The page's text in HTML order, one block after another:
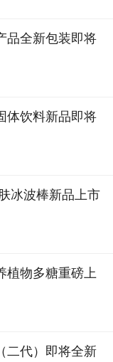
品全新包装即将
体饮料新品即将
冰波棒新品上市
植物多糖重磅上
二代）即将全新